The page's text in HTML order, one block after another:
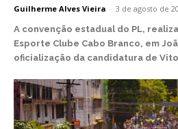
Guilherme Alves Vieira - 3 de agosto de
A convenção estadual do PL,
Esporte Clube Cabo Branco, em
oficialização da candidatura de